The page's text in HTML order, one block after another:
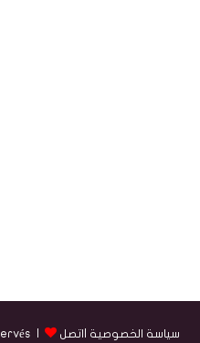
| سياسة الخصوصية اتصل